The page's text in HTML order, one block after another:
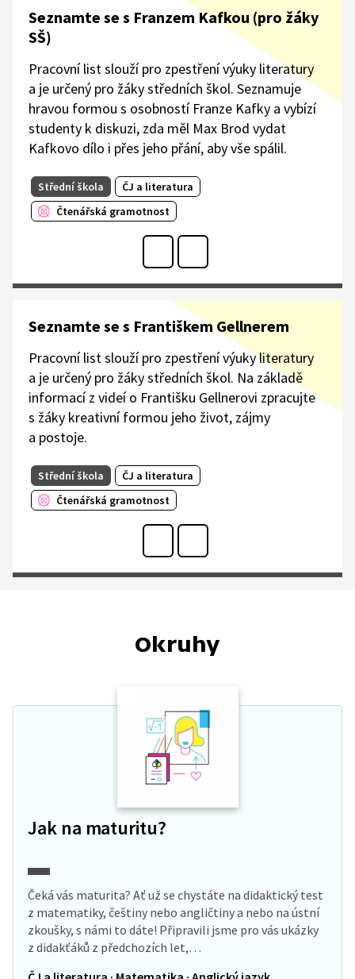
Seznamte se s Franzem Kafkou (pro žáky
SŠ)
Pracovní list slouží pro zpestření výuky literatury
a je určený pro žáky středních škol. Seznamuje
hravou formou s osobností Franze Kafky a vybízí
studenty k diskuzi, zda měl Max Brod vydat
Kafkovo dílo i přes jeho přání, aby vše spálil.
Střední škola
ČJ a literatura
Čtenářská gramotnost
Seznamte se s Františkem Gellnerem
Pracovní list slouží pro zpestření výuky literatury
a je určený pro žáky středních škol. Na základě
informací z videí o Františku Gellnerovi zpracujte
s žáky kreativní formou jeho život, zájmy
a postoje.
Střední škola
ČJ a literatura
Čtenářská gramotnost
Okruhy
Jak na maturitu?
Čeká vás maturita? Ať už se chystáte na didaktický test
z matematiky, češtiny nebo angličtiny a nebo na ústní
zkoušky, s námi to dáte! Připravili jsme pro vás ukázky
z didakťáků z předchozích let,…